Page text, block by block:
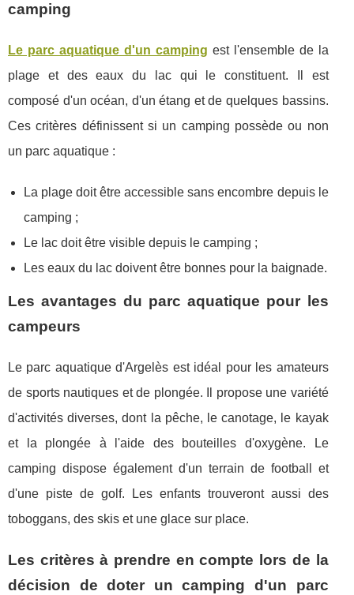
camping
Le parc aquatique d'un camping est l'ensemble de la
plage et des eaux du lac qui le constituent. Il est
composé d'un océan, d'un étang et de quelques bassins.
Ces critères définissent si un camping possède ou non
un parc aquatique :
La plage doit être accessible sans encombre depuis le
camping ;
Le lac doit être visible depuis le camping ;
Les eaux du lac doivent être bonnes pour la baignade.
Les avantages du parc aquatique pour les
campeurs
Le parc aquatique d'Argelès est idéal pour les amateurs
de sports nautiques et de plongée. Il propose une variété
d'activités diverses, dont la pêche, le canotage, le kayak
et la plongée à l'aide des bouteilles d'oxygène. Le
camping dispose également d'un terrain de football et
d'une piste de golf. Les enfants trouveront aussi des
toboggans, des skis et une glace sur place.
Les critères à prendre en compte lors de la
décision de doter un camping d'un parc